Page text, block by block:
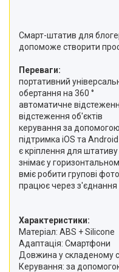
Сумки для
обладнання
Перехідники для
адаптери
Мікрофони, стійки,
Міні вітрові машини
Генератори диму
Аксесуари для фото-
відеозйомки
Кріплення
Аксесуари для
Товари для дому
Відеоогляди наших
Знижки
Смарт-штатив для
допоможе створити
Переваги:
портативний
обертання на 360 °
автоматичне
відстеження об'єктів
керування за
підтримка iOS та Android
є кріплення для штативу
знімає у
вміє робити групові
працює через
Характеристики:
Матеріал: ABS + Silicone
Адаптація: Смартфони
Довжина у складеному
Керування: за